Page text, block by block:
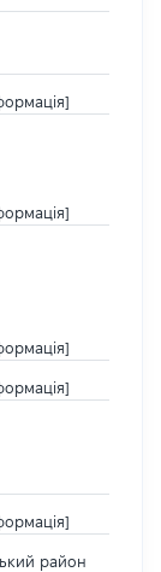
район